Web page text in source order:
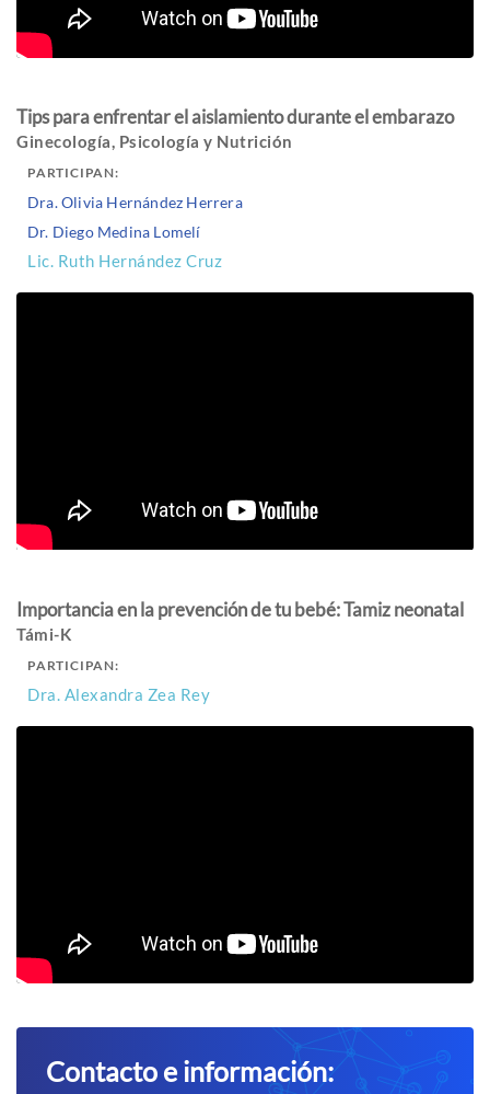
Tips para enfrentar el aislamiento durante el embarazo
Ginecología, Psicología y Nutrición
PARTICIPAN:
Dra. Olivia Hernández Herrera
Dr. Diego Medina Lomelí
Lic. Ruth Hernández Cruz
Importancia en la prevención de tu bebé: Tamiz neonatal
Támi-K
PARTICIPAN:
Dra. Alexandra Zea Rey
Contacto e información: